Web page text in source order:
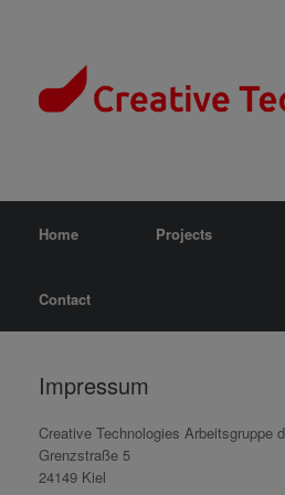
Home Projects
Contact
Impressum
Creative Technologies Arbeitsgruppe
Grenzstraße 5
24149 Kiel